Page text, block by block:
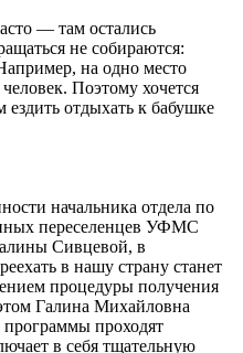
— там остались
не собираются:
на одно место
Поэтому хочется
отдыхать к бабушке
начальника отдела по
переселенцев УФМС
Сивцевой, в
в нашу страну станет
процедуры получения
Галина Михайловна
программы проходят
в себя тщательную